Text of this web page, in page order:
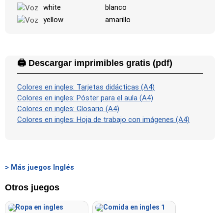
white
blanco
yellow
amarillo
🖨️ Descargar imprimibles gratis (pdf)
Colores en ingles: Tarjetas didácticas (A4)
Colores en ingles: Póster para el aula (A4)
Colores en ingles: Glosario (A4)
Colores en ingles: Hoja de trabajo con imágenes (A4)
> Más juegos Inglés
Otros juegos